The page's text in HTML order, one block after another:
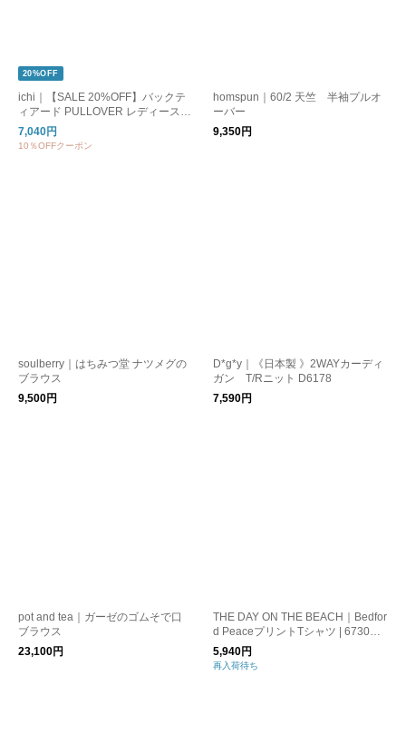
20%OFF
ichi｜【SALE 20%OFF】バックテ
ィアード PULLOVER レディース
トップス 切替 プルオーバー カット
ソー Tシャツ 半袖 251247
7,040円
10％OFFクーポン
homspun｜60/2 天竺 半袖プルオ
ーバー
9,350円
soulberry｜はちみつ堂 ナツメグの
ブラウス
9,500円
D*g*y｜《日本製 》2WAYカーディ
ガン T/Rニット D6178
7,590円
pot and tea｜ガーゼのゴムそで口
ブラウス
23,100円
THE DAY ON THE BEACH｜Bedfor
d PeaceプリントTシャツ | 6730C-2
602
5,940円
再入荷待ち